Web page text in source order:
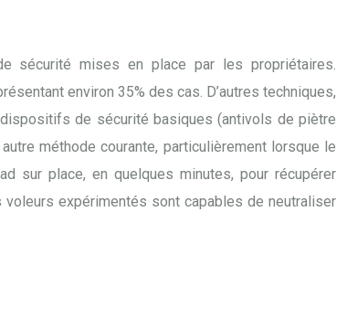
sécurité mises en place par les propriétaires.
environ 35% des cas. D’autres techniques,
de sécurité basiques (antivols de piètre
méthode courante, particulièrement lorsque le
sur place, en quelques minutes, pour récupérer
expérimentés sont capables de neutraliser